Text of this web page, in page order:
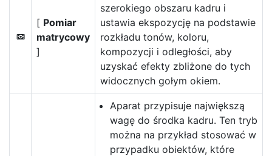
L
[ Pomiar
matrycowy
]
szerokiego obszaru kadru i
ustawia ekspozycję na podstawie
rozkładu tonów, koloru,
kompozycji i odległości, aby
uzyskać efekty zbliżone do tych
widocznych gołym okiem.
Aparat przypisuje największą
wagę do środka kadru. Ten tryb
można na przykład stosować w
przypadku obiektów, które